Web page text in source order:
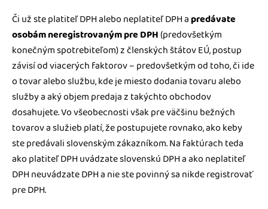
Či už ste platiteľ DPH alebo neplatiteľ DPH apredávate
osobám neregistrovaným pre DPH(predovšetkým
konečným spotrebiteľom) z členských štátov EÚ, postup
závisí od viacerých faktorov – predovšetkým od toho, či ide
o tovar alebo službu, kde je miesto dodania tovaru alebo
služby a aký objem predaja z takýchto obchodov
dosahujete. Vo všeobecnosti však pre väčšinu bežných
tovarov a služieb platí, že postupujete rovnako, ako keby
ste predávali slovenským zákazníkom. Na faktúrach teda
ako platiteľ DPH uvádzate slovenskú DPH a ako neplatiteľ
DPH neuvádzate DPH a nie ste povinný sa nikde registrovať
pre DPH.